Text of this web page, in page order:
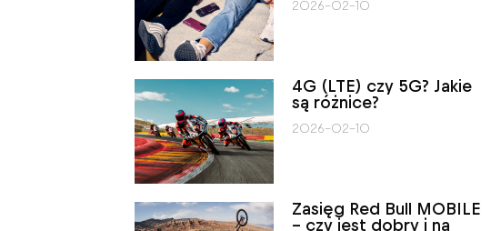
2026-02-10
4G (LTE) czy 5G? Jakie
są różnice?
2026-02-10
Zasięg Red Bull MOBILE
– czy jest dobry i na